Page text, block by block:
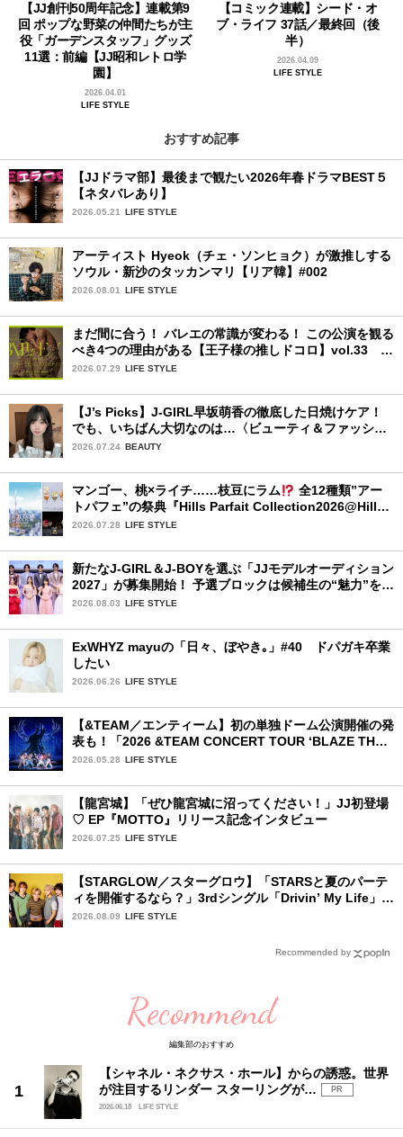
【JJ創刊50周年記念】連載第9
回 ポップな野菜の仲間たちが主
役「ガーデンスタッフ」グッズ
11選：前編【JJ昭和レトロ学
園】
2026.04.01
LIFE STYLE
【コミック連載】シード・オ
ブ・ライフ 37話／最終回（後
半）
2026.04.09
LIFE STYLE
おすすめ記事
【JJドラマ部】最後まで観たい2026年春ドラマBEST５
【ネタバレあり】
2026.05.21 LIFE STYLE
アーティスト Hyeok（チェ・ソンヒョク）が激推しする
ソウル・新沙のタッカンマリ【リア韓】#002
2026.08.01 LIFE STYLE
まだ間に合う！ バレエの常識が変わる！ この公演を観る
べき4つの理由がある【王子様の推しドコロ】vol.33
POLA presents BALLET TheNewClassic 2026
2026.07.29 LIFE STYLE
【J’s Picks】J-GIRL早坂萌香の徹底した日焼けケア！
でも、いちばん大切なのは…〈ビューティ＆ファッショ
ン夏の必需品〉
2026.07.24 BEAUTY
マンゴー、桃×ライチ……枝豆にラム
全12種類”アー
トパフェ”の祭典『Hills Parfait Collection2026@Hills
House』
2026.07.28 LIFE STYLE
新たなJ-GIRL＆J-BOYを選ぶ「JJモデルオーディション
2027」が募集開始！ 予選ブロックは候補生の“魅力”を重
視した「新システム」に変わります
2026.08.03 LIFE STYLE
ExWHYZ mayuの「日々、ぼやき｡」#40 ドパガキ卒業
したい
2026.06.26 LIFE STYLE
【&TEAM／エンティーム】初の単独ドーム公演開催の発
表も！「2026 &TEAM CONCERT TOUR ‘BLAZE THE
WAY’」神奈川公演初日レポ
2026.05.28 LIFE STYLE
【龍宮城】「ぜひ龍宮城に沼ってください！」JJ初登場
♡ EP『MOTTO』リリース記念インタビュー
2026.07.25 LIFE STYLE
【STARGLOW／スターグロウ】「STARSと夏のパーテ
ィを開催するなら？」3rdシングル「Drivin’ My Life」リ
リース記念インタビュー！
2026.08.09 LIFE STYLE
Recommended by
Recommend
編集部のおすすめ
【シャネル・ネクサス・ホール】からの誘惑。世界
が注目するリンダー スターリングが…
PR
2026.06.18
LIFE STYLE